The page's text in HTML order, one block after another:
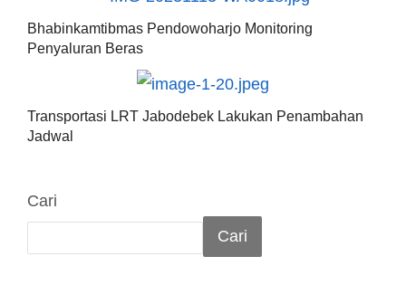
Bhabinkamtibmas Pendowoharjo Monitoring
Penyaluran Beras
Transportasi LRT Jabodebek Lakukan Penambahan
Jadwal
Cari
Cari